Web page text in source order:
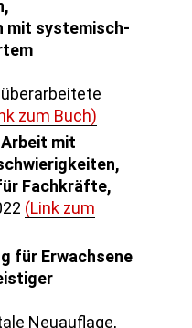
mit systemisch-
zum Buch)
mit
Fachkräfte,
(Link zum
für Erwachsene
Neuauflage,